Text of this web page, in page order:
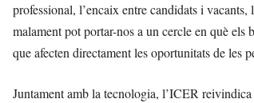
professional, l’encaix entre candidats i
malament pot portar-nos a un cercle en què
que afecten directament les oportunitats de les
Juntament amb la tecnologia, l’ICER reivindica